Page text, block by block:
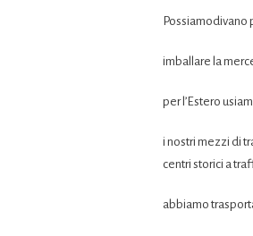
Possiamodivano
imballare la
per l’Estero
i nostri mezzi di
centri storici a
abbiamo